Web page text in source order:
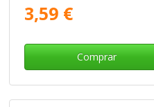
3,59 €
Comprar